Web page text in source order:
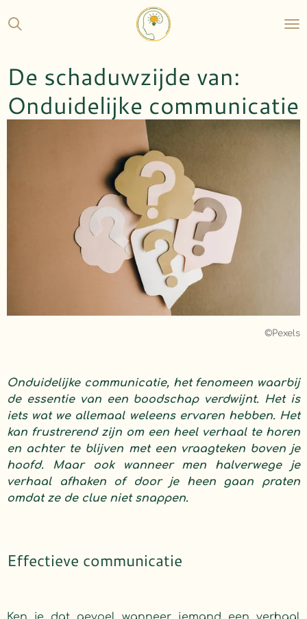
direct
hoofdinhoud
De schaduwzijde van:
Onduidelijke communicatie
©Pexels
Onduidelijke communicatie, het fenomeen waarbij
de essentie van een boodschap verdwijnt. Het is
iets wat we allemaal weleens ervaren hebben. Het
kan frustrerend zijn om een heel verhaal te horen
en achter te blijven met een vraagteken boven je
hoofd. Maar ook wanneer men halverwege je
verhaal afhaken of door je heen gaan praten
omdat ze de clue niet snappen.
Effectieve communicatie